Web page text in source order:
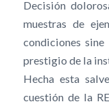
Decisión
muestras de
condiciones
prestigio de la
Hecha esta
cuestión de la